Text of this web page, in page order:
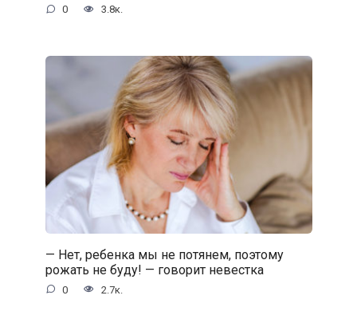
0 3.8к.
— Нет, ребенка мы не потянем, поэтому
рожать не буду! — говорит невестка
0 2.7к.